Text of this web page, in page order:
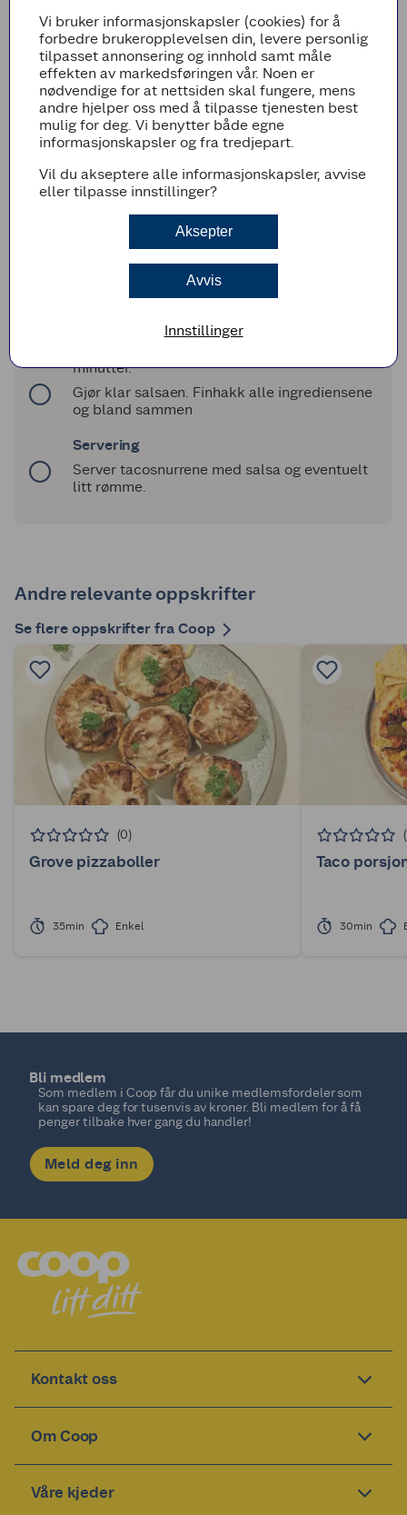
Legg til i handleliste
Fremgangsmetode
Rull ut den ferdige pizzabunnen slik som
anvist på pakningen
Brun karbonadedeig i to omganger sammen
og la småkoke i ca. 5 minutter.
Smør tacokjøttet utover pizzabunnen og ha
over mais. Rull sammen deigen til en pølse.
Skjær den i ca. 1,5 cm tykke skiver og legg
minutter.
Gjør klar salsaen. Finhakk alle ingrediensene
og bland sammen
Servering
Server tacosnurrene med salsa og eventuelt
litt rømme.
Andre relevante oppskrifter
Se flere oppskrifter fra Coop
(0)
Grove pizzaboller
35min Enkel
Taco
30min
Bli medlem
Som medlem i Coop får du unike medlemsfordeler som
kan spare deg for tusenvis av kroner. Bli medlem for å få
penger tilbake hver gang du handler!
Meld deg inn
Kontakt oss
Om Coop
Våre kjeder
Vi bruker informasjonskapsler (cookies) for å
forbedre brukeropplevelsen din, levere personlig
tilpasset annonsering og innhold samt måle
effekten av markedsføringen vår. Noen er
nødvendige for at nettsiden skal fungere, mens
andre hjelper oss med å tilpasse tjenesten best
mulig for deg. Vi benytter både egne
informasjonskapsler og fra tredjepart.
Vil du akseptere alle informasjonskapsler, avvise
eller tilpasse innstillinger?
Aksepter
Avvis
Innstillinger